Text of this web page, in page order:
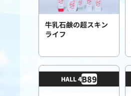
牛乳石鹸の超スキン
ライフ
HALL 4B89